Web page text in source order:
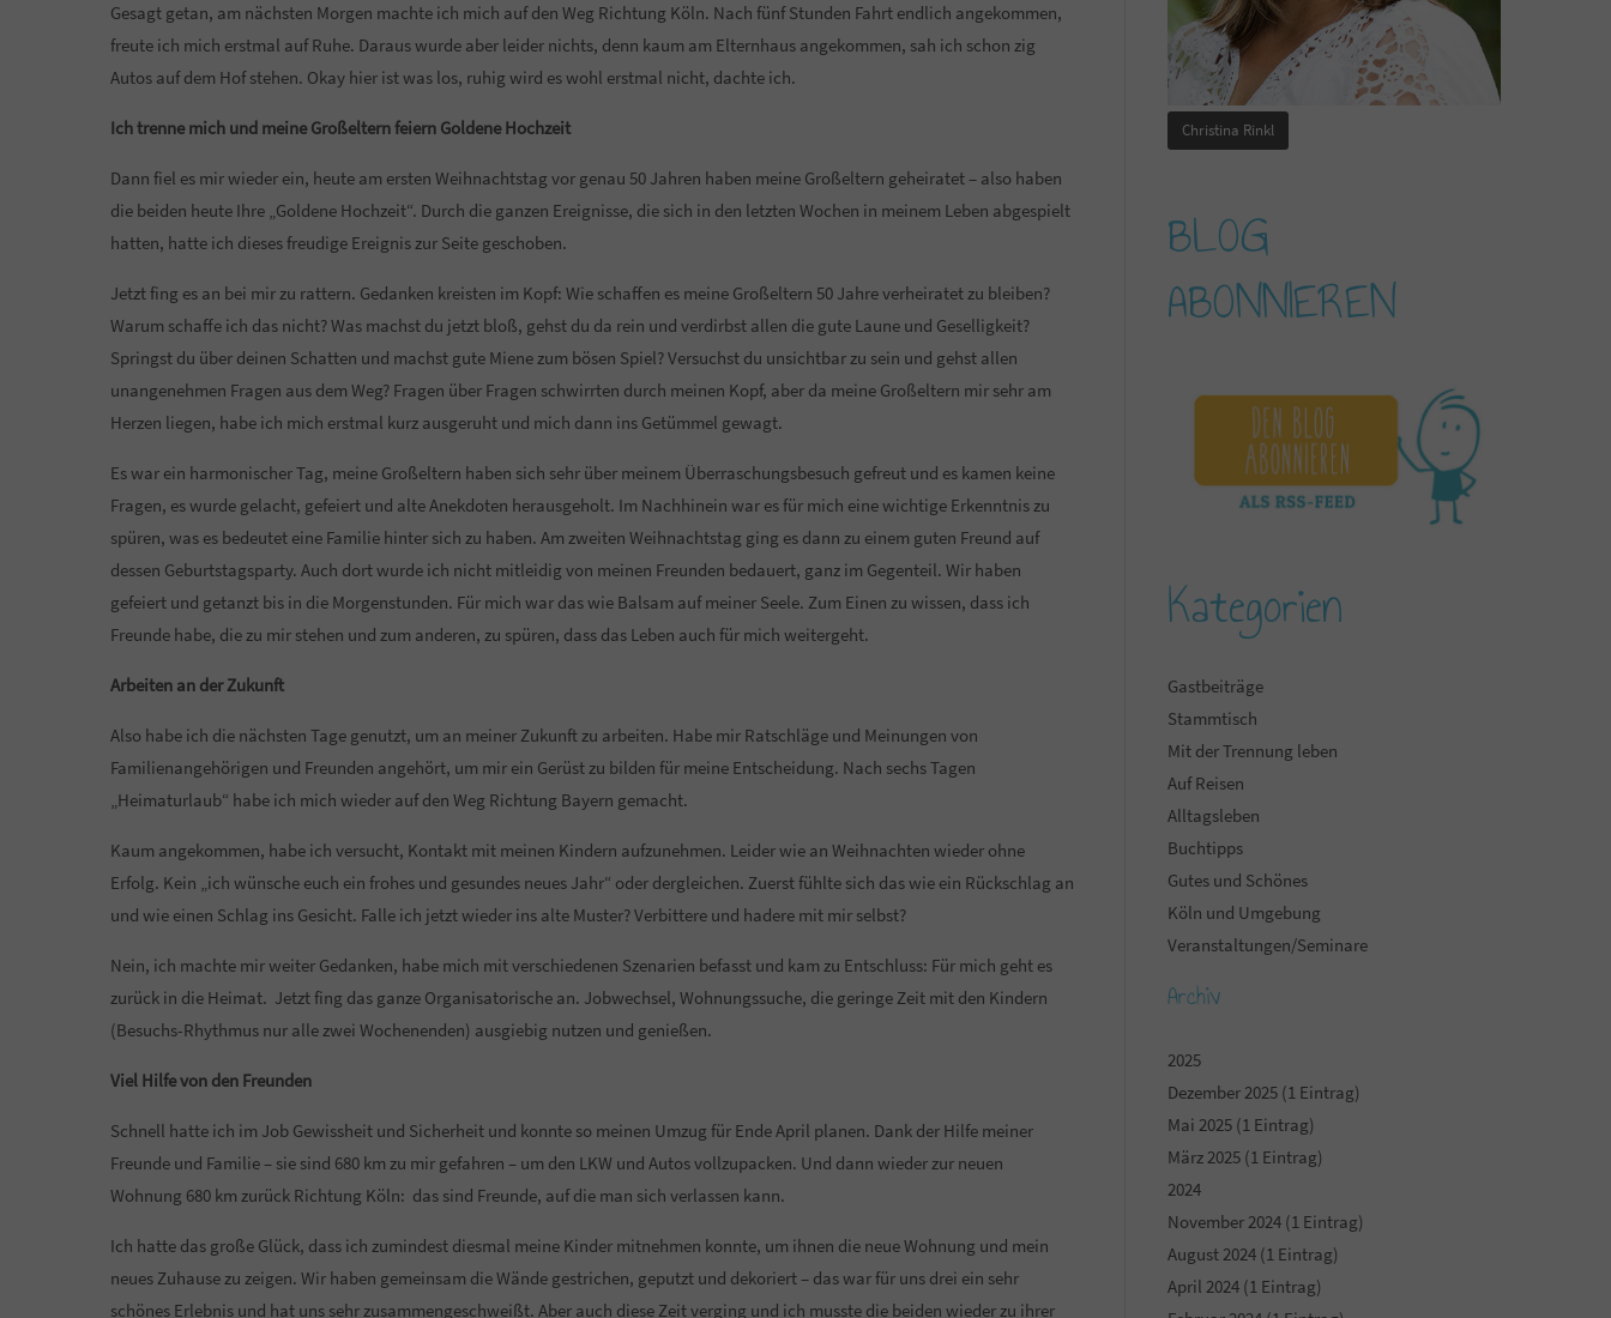
Gesagt getan, am nächsten Morgen machte ich mich auf den Weg Richtung Köln. Nach fünf Stunden Fahrt endlich angekommen,
freute ich mich erstmal auf Ruhe. Daraus wurde aber leider nichts, denn kaum am Elternhaus angekommen, sah ich schon zig
Autos auf dem Hof stehen. Okay hier ist was los, ruhig wird es wohl erstmal nicht, dachte ich.
Ich trenne mich und meine Großeltern feiern Goldene Hochzeit
Dann fiel es mir wieder ein, heute am ersten Weihnachtstag vor genau 50 Jahren haben meine Großeltern geheiratet – also haben
die beiden heute Ihre „Goldene Hochzeit“. Durch die ganzen Ereignisse, die sich in den letzten Wochen in meinem Leben abgespielt
hatten, hatte ich dieses freudige Ereignis zur Seite geschoben.
Jetzt fing es an bei mir zu rattern. Gedanken kreisten im Kopf: Wie schaffen es meine Großeltern 50 Jahre verheiratet zu bleiben?
Warum schaffe ich das nicht? Was machst du jetzt bloß, gehst du da rein und verdirbst allen die gute Laune und Geselligkeit?
Springst du über deinen Schatten und machst gute Miene zum bösen Spiel? Versuchst du unsichtbar zu sein und gehst allen
unangenehmen Fragen aus dem Weg? Fragen über Fragen schwirrten durch meinen Kopf, aber da meine Großeltern mir sehr am
Herzen liegen, habe ich mich erstmal kurz ausgeruht und mich dann ins Getümmel gewagt.
Es war ein harmonischer Tag, meine Großeltern haben sich sehr über meinem Überraschungsbesuch gefreut und es kamen keine
Fragen, es wurde gelacht, gefeiert und alte Anekdoten herausgeholt. Im Nachhinein war es für mich eine wichtige Erkenntnis zu
spüren, was es bedeutet eine Familie hinter sich zu haben. Am zweiten Weihnachtstag ging es dann zu einem guten Freund auf
dessen Geburtstagsparty. Auch dort wurde ich nicht mitleidig von meinen Freunden bedauert, ganz im Gegenteil. Wir haben
gefeiert und getanzt bis in die Morgenstunden. Für mich war das wie Balsam auf meiner Seele. Zum Einen zu wissen, dass ich
Freunde habe, die zu mir stehen und zum anderen, zu spüren, dass das Leben auch für mich weitergeht.
Arbeiten an der Zukunft
Also habe ich die nächsten Tage genutzt, um an meiner Zukunft zu arbeiten. Habe mir Ratschläge und Meinungen von
Familienangehörigen und Freunden angehört, um mir ein Gerüst zu bilden für meine Entscheidung. Nach sechs Tagen
„Heimaturlaub“ habe ich mich wieder auf den Weg Richtung Bayern gemacht.
Kaum angekommen, habe ich versucht, Kontakt mit meinen Kindern aufzunehmen. Leider wie an Weihnachten wieder ohne
Erfolg. Kein „ich wünsche euch ein frohes und gesundes neues Jahr“ oder dergleichen. Zuerst fühlte sich das wie ein Rückschlag an
und wie einen Schlag ins Gesicht. Falle ich jetzt wieder ins alte Muster? Verbittere und hadere mit mir selbst?
Nein, ich machte mir weiter Gedanken, habe mich mit verschiedenen Szenarien befasst und kam zu Entschluss: Für mich geht es
zurück in die Heimat. Jetzt fing das ganze Organisatorische an. Jobwechsel, Wohnungssuche, die geringe Zeit mit den Kindern
(Besuchs-Rhythmus nur alle zwei Wochenenden) ausgiebig nutzen und genießen.
Viel Hilfe von den Freunden
Schnell hatte ich im Job Gewissheit und Sicherheit und konnte so meinen Umzug für Ende April planen. Dank der Hilfe meiner
Freunde und Familie – sie sind 680 km zu mir gefahren – um den LKW und Autos vollzupacken. Und dann wieder zur neuen
Wohnung 680 km zurück Richtung Köln: das sind Freunde, auf die man sich verlassen kann.
Ich hatte das große Glück, dass ich zumindest diesmal meine Kinder mitnehmen konnte, um ihnen die neue Wohnung und mein
neues Zuhause zu zeigen. Wir haben gemeinsam die Wände gestrichen, geputzt und dekoriert – das war für uns drei ein sehr
schönes Erlebnis und hat uns sehr zusammengeschweißt. Aber auch diese Zeit verging und ich musste die beiden wieder zu ihrer
Christina Rinkl
BLOG
ABONNIEREN
Kategorien
Gastbeiträge
Stammtisch
Mit der Trennung leben
Auf Reisen
Alltagsleben
Buchtipps
Gutes und Schönes
Köln und Umgebung
Veranstaltungen/Seminare
Archiv
2025
Dezember 2025 (1 Eintrag)
Mai 2025 (1 Eintrag)
März 2025 (1 Eintrag)
2024
November 2024 (1 Eintrag)
August 2024 (1 Eintrag)
April 2024 (1 Eintrag)